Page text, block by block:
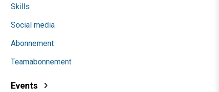
Skills
Social media
Abonnement
Teamabonnement
Events